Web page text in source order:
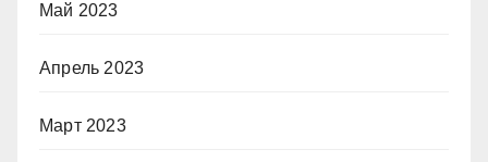
Май 2023
Апрель 2023
Март 2023